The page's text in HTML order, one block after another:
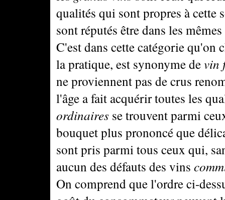
qualités qui sont propres à cette
sont réputés être dans les
C'est dans cette catégorie qu'on
la pratique, est synonyme devin
ne proviennent pas de crus
l'âge a fait acquérir toutes les
ordinaires se trouvent parmi
bouquet plus prononcé que
sont pris parmi tous ceux qui,
aucun des défauts des vins
On comprend que l'ordre ci-